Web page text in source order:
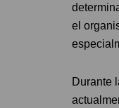
el
Durante